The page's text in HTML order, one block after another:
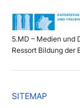
5.MD – Medien und
Ressort Bildung der
SITEMAP